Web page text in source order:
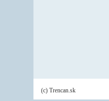
(c) Trencan.sk